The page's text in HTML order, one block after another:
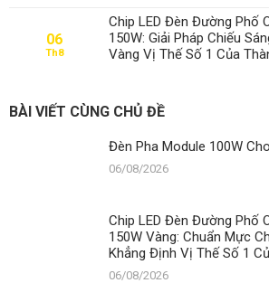
Module
100W
Chiếu
Sân
06
Th8
Chip LED Đèn Đường Phố
150W: Giải Pháp Chiếu
Vàng Vị Thế Số 1 Của
BÀI VIẾT CÙNG CHỦ ĐỀ
Đèn Pha Module 100W
06/08/2026
Chip LED Đèn Đường Phố
150W Vàng: Chuẩn Mực
Khẳng Định Vị Thế Số 1
06/08/2026